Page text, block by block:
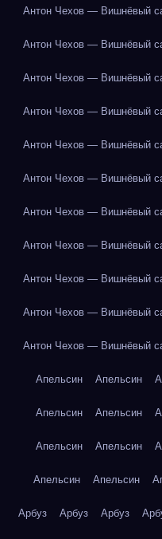
Антон Чехов — Вишнёвый
Антон Чехов — Вишнёвый
Антон Чехов — Вишнёвый
Антон Чехов — Вишнёвый
Антон Чехов — Вишнёвый
Антон Чехов — Вишнёвый
Антон Чехов — Вишнёвый
Антон Чехов — Вишнёвый
Антон Чехов — Вишнёвый
Антон Чехов — Вишнёвый
Антон Чехов — Вишнёвый
Апельсин Апельсин
Апельсин Апельсин
Апельсин Апельсин
Апельсин Апельсин
Арбуз Арбуз Арбуз